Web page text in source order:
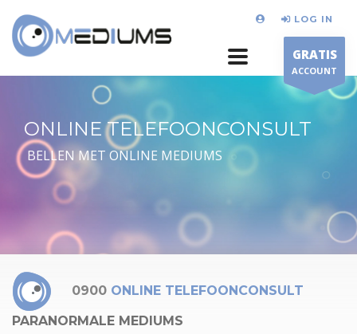
LOG IN
GRATIS
ACCOUNT
ONLINE TELEFOONCONSULT
BELLEN MET ONLINE MEDIUMS
0900 ONLINE TELEFOONCONSULT
PARANORMALE MEDIUMS